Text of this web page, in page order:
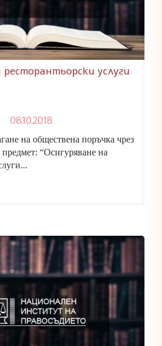
ресторантьорски услуги
08.10.2018
на обществена поръчка чрез
предмет: “Осигуряване на